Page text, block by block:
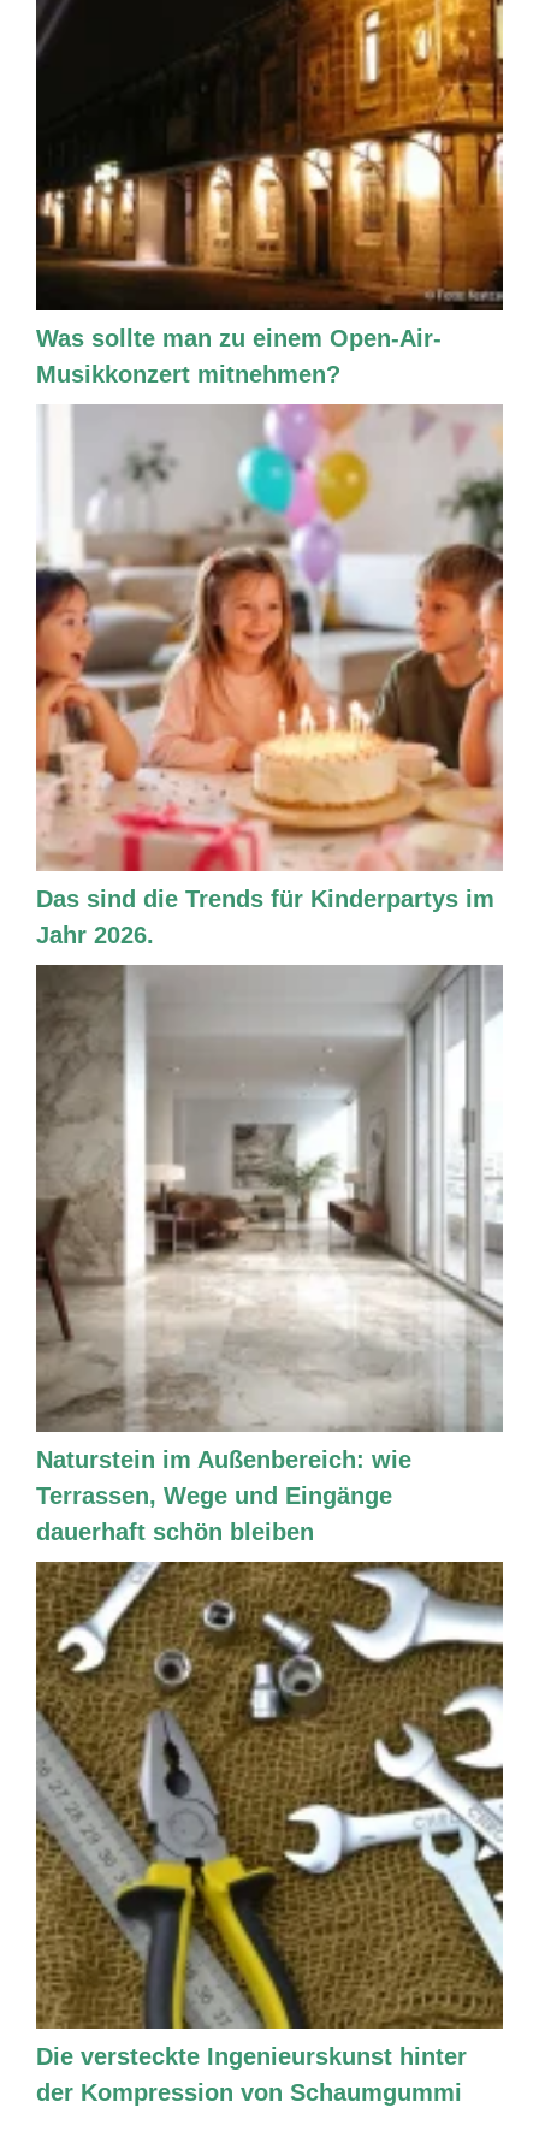
Was sollte man zu einem Open-Air-
Musikkonzert mitnehmen?
Das sind die Trends für Kinderpartys im
Jahr 2026.
Naturstein im Außenbereich: wie
Terrassen, Wege und Eingänge
dauerhaft schön bleiben
Die versteckte Ingenieurskunst hinter
der Kompression von Schaumgummi